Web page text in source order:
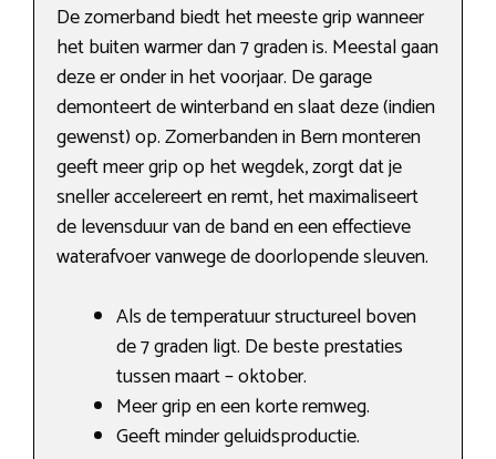
De zomerband biedt het meeste grip wanneer
het buiten warmer dan 7 graden is. Meestal gaan
deze er onder in het voorjaar. De garage
demonteert de winterband en slaat deze (indien
gewenst) op. Zomerbanden in Bern monteren
geeft meer grip op het wegdek, zorgt dat je
sneller accelereert en remt, het maximaliseert
de levensduur van de band en een effectieve
waterafvoer vanwege de doorlopende sleuven.
Als de temperatuur structureel boven
de 7 graden ligt. De beste prestaties
tussen maart – oktober.
Meer grip en een korte remweg.
Geeft minder geluidsproductie.